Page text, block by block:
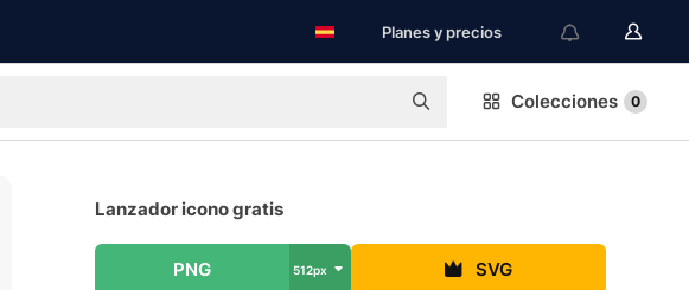
Planes y precios
Colecciones 0
Lanzador icono gratis
PNG 512px SVG